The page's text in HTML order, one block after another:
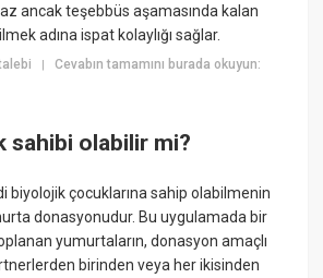
ancak teşebbüs aşamasında kalan
adına ispat kolaylığı sağlar.
|Cevabın tamamını burada okuyun:
sahibi olabilir mi?
biyolojik çocuklarına sahip olabilmenin
donasyonudur. Bu uygulamada bir
yumurtaların, donasyon amaçlı
birinden veya her ikisinden